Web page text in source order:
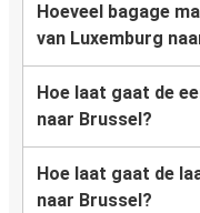
Hoeveel bagage
van Luxemburg
Hoe laat gaat de
naar Brussel?
Hoe laat gaat de
naar Brussel?